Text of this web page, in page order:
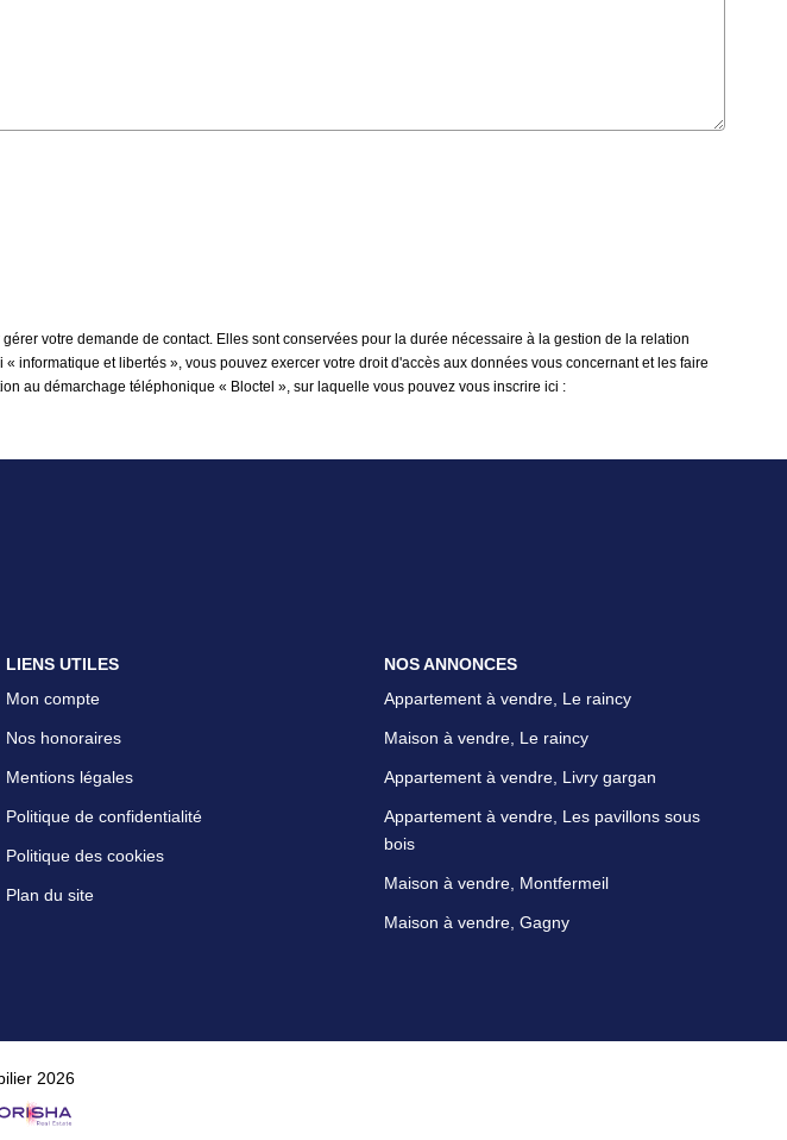
votre demande de contact. Elles sont conservées pour la durée nécessaire à la gestion de la relation
et libertés », vous pouvez exercer votre droit d'accès aux données vous concernant et les faire
au démarchage téléphonique « Bloctel », sur laquelle vous pouvez vous inscrire ici :
LIENS UTILES
Mon compte
Nos honoraires
Mentions légales
Politique de confidentialité
Politique des cookies
Plan du site
NOS ANNONCES
Appartement à vendre, Le raincy
Maison à vendre, Le raincy
Appartement à vendre, Livry gargan
Appartement à vendre, Les pavillons sous
bois
Maison à vendre, Montfermeil
Maison à vendre, Gagny
2026